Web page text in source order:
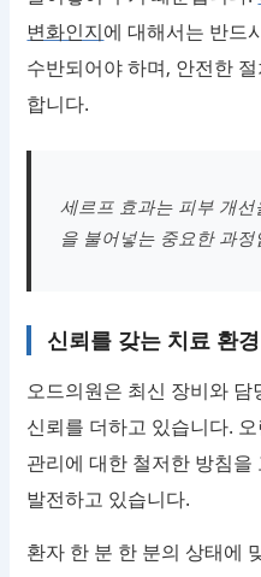
변화인지에 대해서는 반드
수반되어야 하며, 안전한
합니다.
세르프 효과는 피부 개
을 불어넣는 중요한 과정
신뢰를 갖는 치료 환경
오드의원은 최신 장비와
신뢰를 더하고 있습니다.
관리에 대한 철저한 방침
발전하고 있습니다.
환자 한 분 한 분의 상태에